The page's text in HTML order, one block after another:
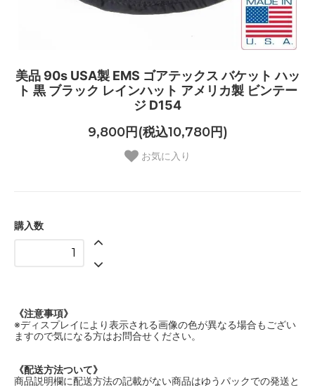
美品 90s USA製 EMS ゴアテックス バケット ハッ
ト 黒 ブラック レインハット アメリカ製 ビンテー
ジ D154
9,800円(税込10,780円)
お気に入り
購入数
《注意事項》
※ディスプレイにより表示される画像の色が異なる場合もござい
ますので気になる方はお問合せください。
《配送方法ついて》
商品説明欄に配送方法の記載がない商品はゆうパックでの発送と